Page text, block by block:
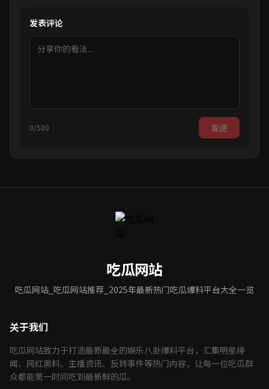
发表评论
0/500 发送
吃瓜网站
吃瓜网站_吃瓜网站推荐_2025年最新热门吃瓜爆料平台大全一览
关于我们
吃瓜网站致力于打造最新最全的娱乐八卦爆料平台，汇集明星绯
闻、网红黑料、主播资讯、反转事件等热门内容，让每一位吃瓜群
众都能第一时间吃到最新鲜的瓜。